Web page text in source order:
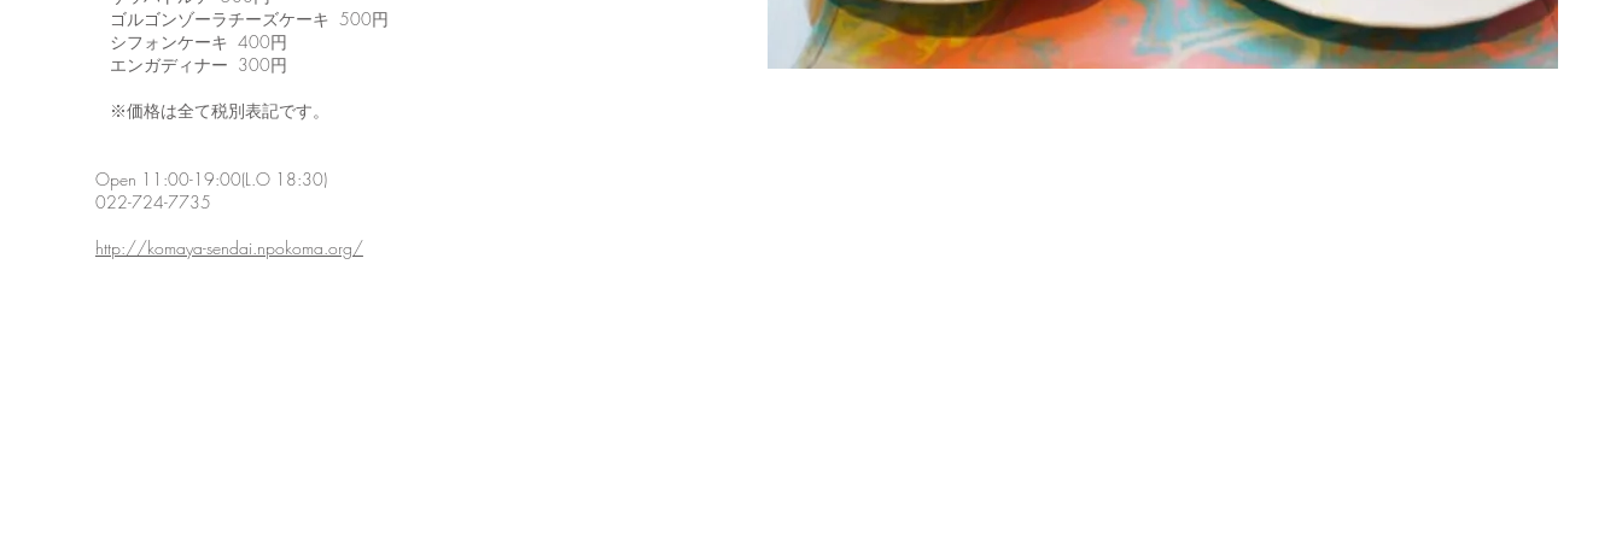
ゴルゴンゾーラチーズケーキ 500円
シフォンケーキ 400円
エンガディナー 300円
※価格は全て税別表記です。
Open 11:00-19:00(L.O 18:30)
022-724-7735
http://komaya-sendai.npokoma.org/